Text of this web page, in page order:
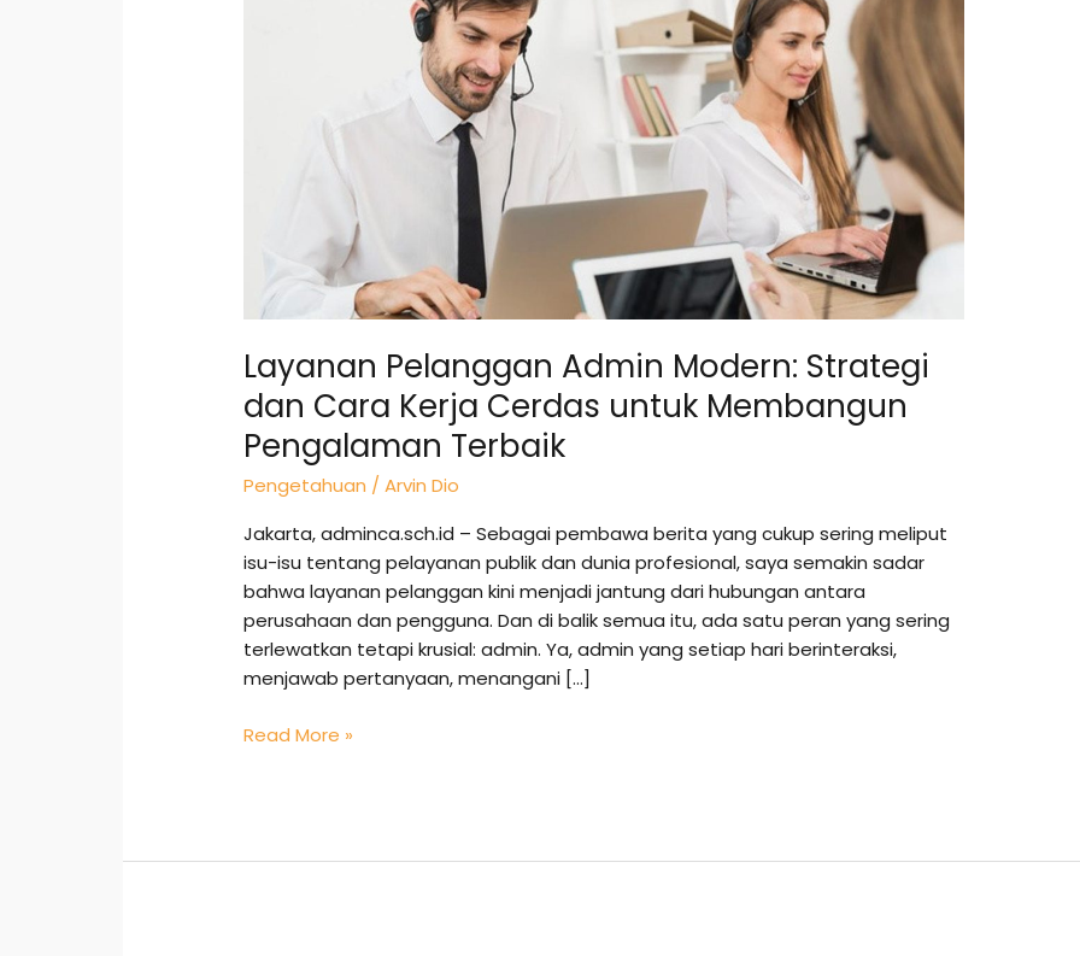
Layanan Pelanggan Admin Modern: Strategi
dan Cara Kerja Cerdas untuk Membangun
Pengalaman Terbaik
Pengetahuan /Arvin Dio
Jakarta, adminca.sch.id – Sebagai pembawa berita yang cukup sering meliput
isu-isu tentang pelayanan publik dan dunia profesional, saya semakin sadar
bahwa layanan pelanggan kini menjadi jantung dari hubungan antara
perusahaan dan pengguna. Dan di balik semua itu, ada satu peran yang sering
terlewatkan tetapi krusial: admin. Ya, admin yang setiap hari berinteraksi,
menjawab pertanyaan, menangani […]
Membangun
Pengalaman
Terbaik
Read More »